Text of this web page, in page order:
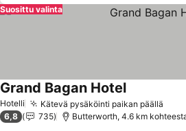
Suosittu valinta
Hotelli Kätevä pysäköinti paikan päällä
Grand Bagan HotelKatso hinnat
6,8 735 Butterworth, 4.6 km